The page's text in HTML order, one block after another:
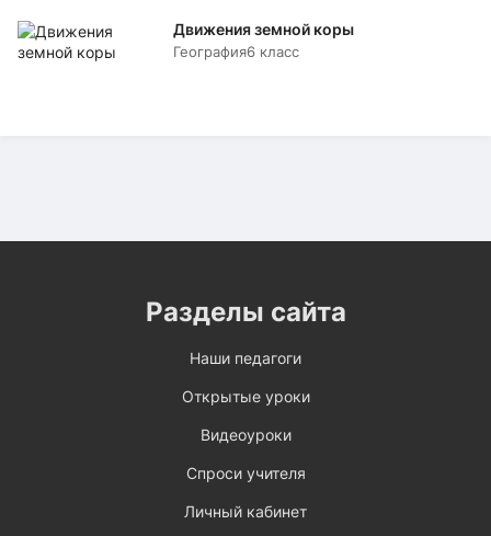
Движения земной коры
География6 класс
Разделы сайта
Наши педагоги
Открытые уроки
Видеоуроки
Спроси учителя
Личный кабинет